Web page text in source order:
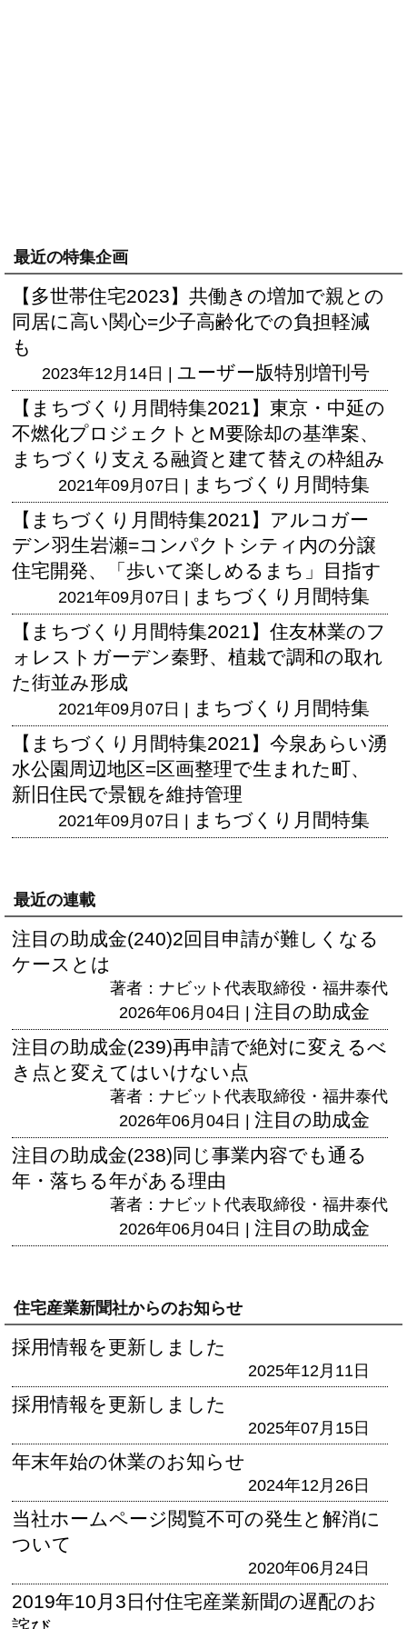
最近の特集企画
【多世帯住宅2023】共働きの増加で親との
同居に高い関心=少子高齢化での負担軽減
も
2023年12月14日 | ユーザー版特別増刊号
【まちづくり月間特集2021】東京・中延の
不燃化プロジェクトとM要除却の基準案、
まちづくり支える融資と建て替えの枠組み
2021年09月07日 | まちづくり月間特集
【まちづくり月間特集2021】アルコガー
デン羽生岩瀬=コンパクトシティ内の分譲
住宅開発、「歩いて楽しめるまち」目指す
2021年09月07日 | まちづくり月間特集
【まちづくり月間特集2021】住友林業のフ
ォレストガーデン秦野、植栽で調和の取れ
た街並み形成
2021年09月07日 | まちづくり月間特集
【まちづくり月間特集2021】今泉あらい湧
水公園周辺地区=区画整理で生まれた町、
新旧住民で景観を維持管理
2021年09月07日 | まちづくり月間特集
最近の連載
注目の助成金(240)2回目申請が難しくなる
ケースとは
著者：ナビット代表取締役・福井泰代
2026年06月04日 | 注目の助成金
注目の助成金(239)再申請で絶対に変えるべ
き点と変えてはいけない点
著者：ナビット代表取締役・福井泰代
2026年06月04日 | 注目の助成金
注目の助成金(238)同じ事業内容でも通る
年・落ちる年がある理由
著者：ナビット代表取締役・福井泰代
2026年06月04日 | 注目の助成金
住宅産業新聞社からのお知らせ
採用情報を更新しました
2025年12月11日
採用情報を更新しました
2025年07月15日
年末年始の休業のお知らせ
2024年12月26日
当社ホームページ閲覧不可の発生と解消に
ついて
2020年06月24日
2019年10月3日付住宅産業新聞の遅配のお